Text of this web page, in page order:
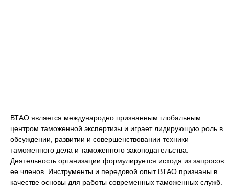
ВТАО является международно признанным глобальным
центром таможенной экспертизы и играет лидирующую роль в
обсуждении, развитии и совершенствовании техники
таможенного дела и таможенного законодательства.
Деятельность организации формулируется исходя из запросов
ее членов. Инструменты и передовой опыт ВТАО признаны в
качестве основы для работы современных таможенных служб.